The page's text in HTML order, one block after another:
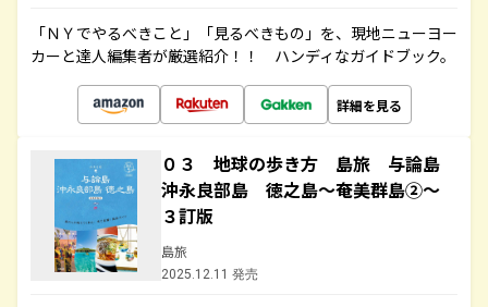
「ＮＹでやるべきこと」「見るべきもの」を、現地ニューヨー
カーと達人編集者が厳選紹介！！ ハンディなガイドブック。
詳細を見る
０３ 地球の歩き方 島旅 与論島
沖永良部島 徳之島～奄美群島②～
３訂版
島旅
2025.12.11 発売